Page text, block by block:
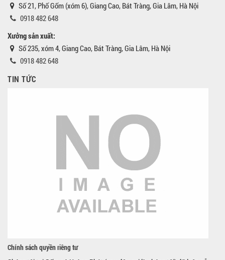
Số 21, Phố Gốm (xóm 6), Giang Cao, Bát Tràng, Gia Lâm, Hà Nội
0918 482 648
Xưởng sản xuất:
Số 235, xóm 4, Giang Cao, Bát Tràng, Gia Lâm, Hà Nội
0918 482 648
TIN TỨC
Chính sách quyền riêng tư